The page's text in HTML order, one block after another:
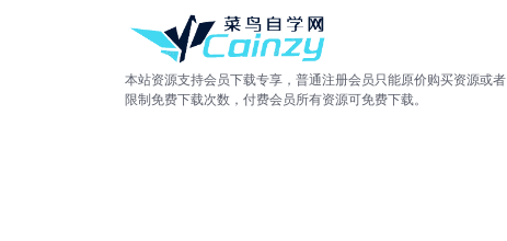
本站资源支持会员下载专享，普通注册会员只能原价购买资源或者
限制免费下载次数，付费会员所有资源可免费下载。